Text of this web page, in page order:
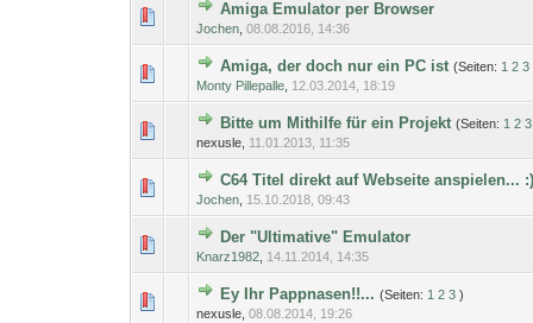
Amiga Emulator per Browser
Jochen ,08.08.2016, 14:36
0 Bewertung(en) - 0
Amiga, der doch nur ein PC ist (Seiten: 1 2 3
Monty Pillepalle 12.03.2014, 18:19
0 Bewertung(en) - 0 1
Bitte um Mithilfe für ein Projekt (Seiten: 1 2 3
nexusle, 11.01.2013, 11:35
0 Bewertung(en) - 0 12
C64 Titel direkt auf Webseite anspielen... :)
Jochen 15.10.2018, 09:43
0 Bewertung(en) - 0 1 2
Der "Ultimative" Emulator
Knarz1982 14.11.2014, 14:35
0 Bewertung(en) - 0
Ey Ihr Pappnasen!!... (Seiten: 1 2 3 )
nexusle,08.08.2014, 19:26
0 Bewertung(en) - 0